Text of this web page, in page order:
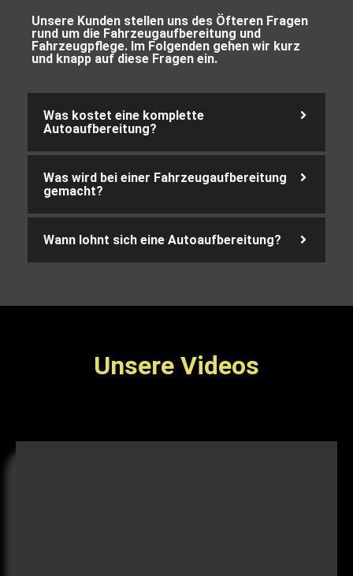
Unsere Kunden stellen uns des Öfteren Fragen
rund um die Fahrzeugaufbereitung und
Fahrzeugpflege. Im Folgenden gehen wir kurz
und knapp auf diese Fragen ein.
Was kostet eine komplette
Autoaufbereitung?
Was wird bei einer Fahrzeugaufbereitung
gemacht?
Wann lohnt sich eine Autoaufbereitung?
Unsere Videos